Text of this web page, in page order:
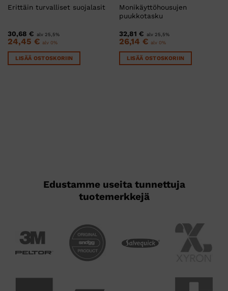
Erittäin turvalliset suojalasit
30,68 € alv 25,5%
24,45 € alv 0%
LISÄÄ OSTOSKORIIN
Monikäyttöhousujen
puukkotasku
32,81 € alv 25,5%
26,14 € alv 0%
LISÄÄ OSTOSKORIIN
Edustamme useita tunnettuja
tuotemerkkejä